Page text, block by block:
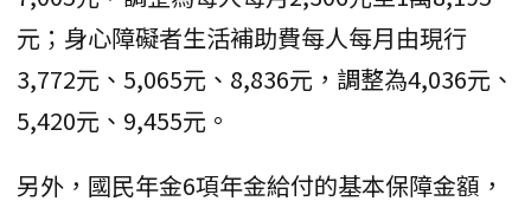
元；身心障礙者生活補助費每人每月由現行
3,772元、5,065元、8,836元，調整為4,036元、
5,420元、9,455元。
另外，國民年金6項年金給付的基本保障金額，